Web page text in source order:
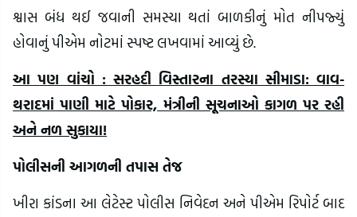
શ્વાસ બંધ થઈ જવાની સમસ્યા થતાં બાળકીનું મોત નીપજ્યું
હોવાનું પીએમ નોટમાં સ્પષ્ટ લખવામાં આવ્યું છે.
આ પણ વાંચો : સરહદી વિસ્તારના તરસ્યા સીમાડા: વાવ-
થરાદમાં પાણી માટે પોકાર, મંત્રીની સૂચનાઓ કાગળ પર રહી
અને નળ સુકાયા!
પોલીસની આગળની તપાસ તેજ
ખીરા કાંડના આ લેટેસ્ટ પોલીસ નિવેદન અને પીએમ રિપોર્ટ બાદ